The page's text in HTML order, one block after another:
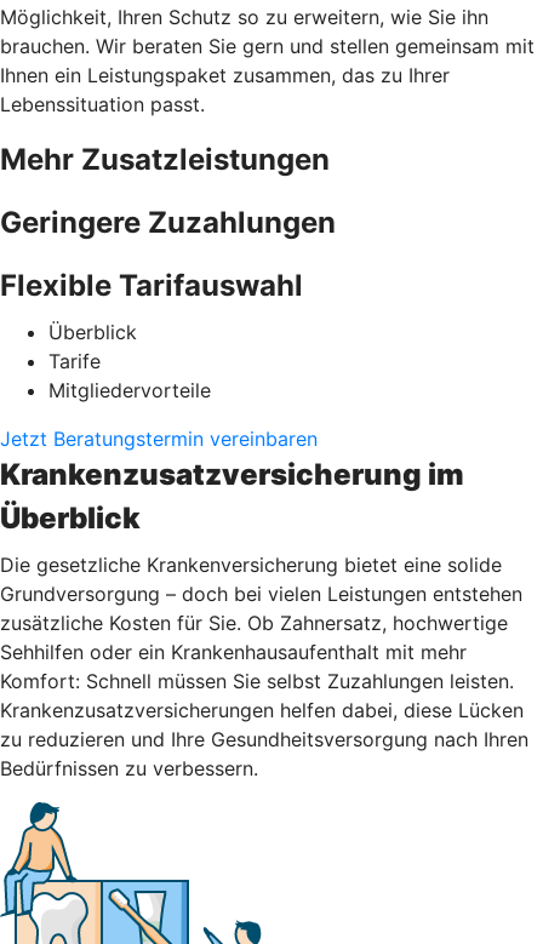
Möglichkeit, Ihren Schutz so zu erweitern, wie Sie ihn
brauchen. Wir beraten Sie gern und stellen gemeinsam mit
Ihnen ein Leistungspaket zusammen, das zu Ihrer
Lebenssituation passt.
Mehr Zusatzleistungen
Geringere Zuzahlungen
Flexible Tarifauswahl
Überblick
Tarife
Mitgliedervorteile
Jetzt Beratungstermin vereinbaren
Krankenzusatzversicherung im
Überblick
Die gesetzliche Krankenversicherung bietet eine solide
Grundversorgung – doch bei vielen Leistungen entstehen
zusätzliche Kosten für Sie. Ob Zahnersatz, hochwertige
Sehhilfen oder ein Krankenhausaufenthalt mit mehr
Komfort: Schnell müssen Sie selbst Zuzahlungen leisten.
Krankenzusatzversicherungen helfen dabei, diese Lücken
zu reduzieren und Ihre Gesundheitsversorgung nach Ihren
Bedürfnissen zu verbessern.